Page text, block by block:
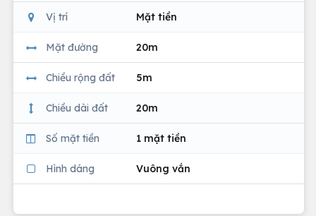
Vị trí Mặt tiền
Mặt đường 20m
Chiều rộng đất 5m
Chiều dài đất 20m
Số mặt tiền 1 mặt tiền
Hình dáng Vuông vắn